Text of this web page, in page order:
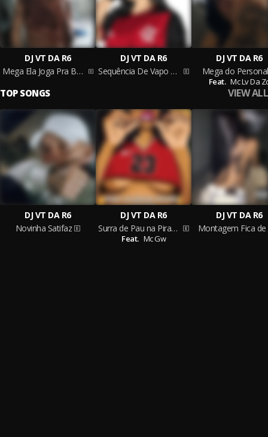
DJ VT DA R6
Mega Ela Joga Pra Bandidão
DJ VT DA R6
Sequência De Vapo Vapo
DJ VT DA R6
Mega do Personal
Feat. Mc Lv Da
TOP SONGS VIEW ALL
DJ VT DA R6
Novinha Satifaz
DJ VT DA R6
Surra de Pau na Piranha
Feat. Mc Gw
DJ VT DA R6
Montagem Fica de